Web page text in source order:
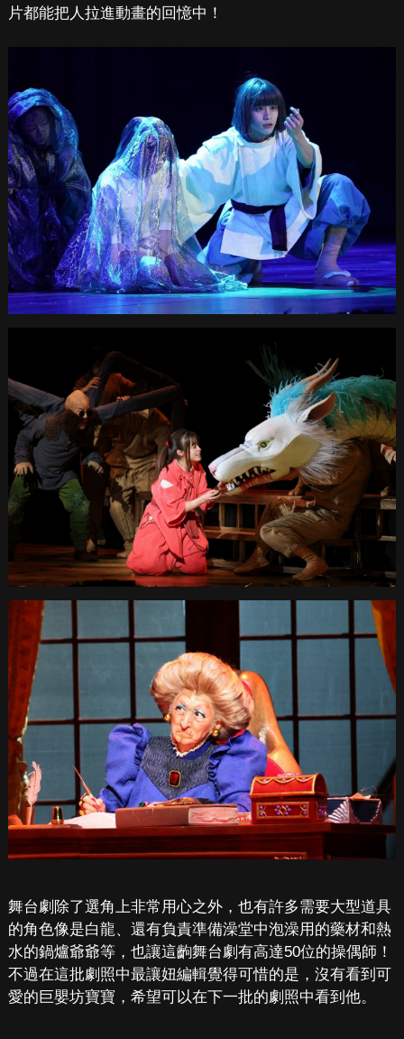
片都能把人拉進動畫的回憶中！
舞台劇除了選角上非常用心之外，也有許多需要大型道具
的角色像是白龍、還有負責準備澡堂中泡澡用的藥材和熱
水的鍋爐爺爺等，也讓這齣舞台劇有高達50位的操偶師！
不過在這批劇照中最讓妞編輯覺得可惜的是，沒有看到可
愛的巨嬰坊寶寶，希望可以在下一批的劇照中看到他。